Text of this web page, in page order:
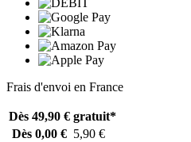
Frais d'envoi en France
Dès 49,90 € gratuit*
Dès 0,00 € 5,90 €